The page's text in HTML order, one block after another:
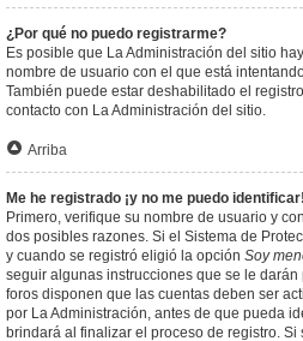
¿Por qué no puedo registrarme?
Es posible que La Administración del sitio
nombre de usuario con el que está
También puede estar deshabilitado el
contacto con La Administración del sitio.
Arriba
Me he registrado ¡y no me puedo identificar!
Primero, verifique su nombre de usuario y
dos posibles razones. Si el Sistema de
y cuando se registró eligió la opción Soy
seguir algunas instrucciones que se le
foros disponen que las cuentas deben ser
por La Administración, antes de que pueda
brindará al finalizar el proceso de registro.